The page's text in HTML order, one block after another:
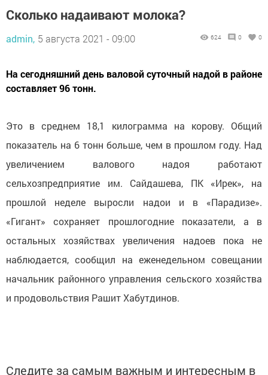
Сколько надаивают молока?
admin, 5 августа 2021 - 09:00 624 0 0
На сегодняшний день валовой суточный надой в районе
составляет 96 тонн.
Это в среднем 18,1 килограмма на корову. Общий
показатель на 6 тонн больше, чем в прошлом году. Над
увеличением валового надоя работают
сельхозпредприятие им. Сайдашева, ПК «Ирек», на
прошлой неделе выросли надои и в «Парадизе».
«Гигант» сохраняет прошлогодние показатели, а в
остальных хозяйствах увеличения надоев пока не
наблюдается, сообщил на еженедельном совещании
начальник районного управления сельского хозяйства
и продовольствия Рашит Хабутдинов.
Следите за самым важным и интересным в